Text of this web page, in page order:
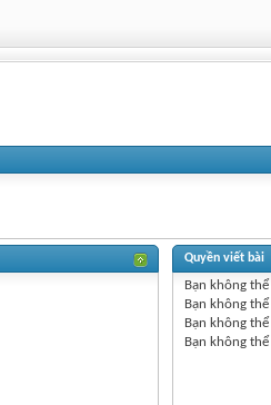
Quyền viết bài
Bạn không thể
Bạn không thể
Bạn không thể
Bạn không thể